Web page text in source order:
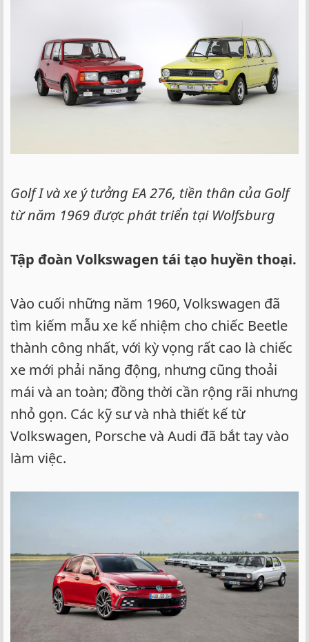
Golf I và xe ý tưởng EA 276, tiền thân của Golf
từ năm 1969 được phát triển tại Wolfsburg
Tập đoàn Volkswagen tái tạo huyền thoại.
Vào cuối những năm 1960, Volkswagen đã
tìm kiếm mẫu xe kế nhiệm cho chiếc Beetle
thành công nhất, với kỳ vọng rất cao là chiếc
xe mới phải năng động, nhưng cũng thoải
mái và an toàn; đồng thời cần rộng rãi nhưng
nhỏ gọn. Các kỹ sư và nhà thiết kế từ
Volkswagen, Porsche và Audi đã bắt tay vào
làm việc.